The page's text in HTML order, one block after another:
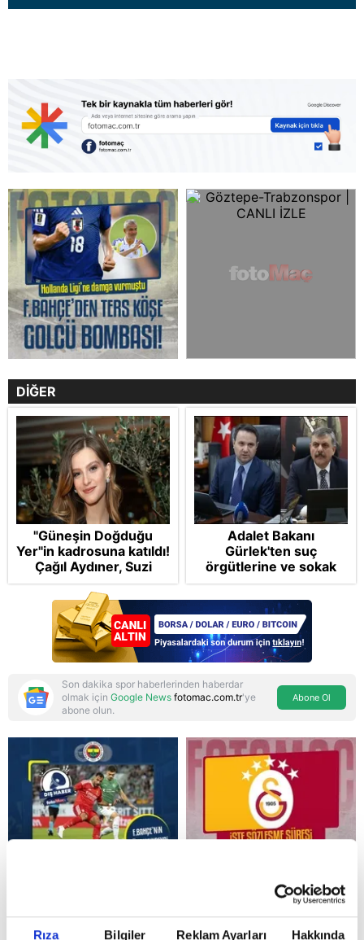
Rıza Bilgiler Reklam Ayarları Hakkında
Reddet
DİĞER
"Güneşin Doğduğu
Yer"in kadrosuna katıldı!
Çağıl Aydıner, Suzi
karakteriyle geliyor
Adalet Bakanı
Gürlek'ten suç
örgütlerine ve sokak
çetelerine net mesaj:
"Devlet tepenize
binecek"
Son dakika spor haberlerinden haberdar
olmak için Google News fotomac.com.tr'ye
abone olun.
Abone Ol